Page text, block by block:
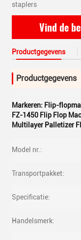
staplers
Vind de
Productgegevens
Productgegevens
Markeren: Flip-
FZ-1450 Flip Flop
Multilayer Palletizer
Model nr.:
Transportpakket:
Specificatie:
Handelsmerk: